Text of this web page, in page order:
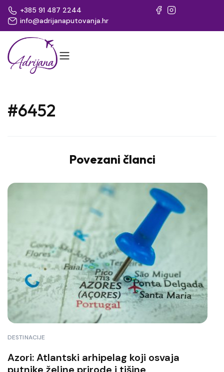
+385 91 487 2244
info@adrijanaputovanja.hr
#6452
Povezani članci
DESTINACIJE
Azori: Atlantski arhipelag koji osvaja